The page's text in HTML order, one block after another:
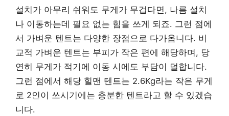
설치가 아무리 쉬워도 무게가 무겁다면, 나름 설치
나 이동하는데 필요 없는 힘을 쓰게 되죠. 그런 점에
서 가벼운 텐트는 다양한 장점으로 다가옵니다. 비
교적 가벼운 텐트는 부피가 작은 편에 해당하며, 당
연히 무게가 적기에 이동 시에도 부담이 덜합니다.
그런 점에서 해당 힐맨 텐트는 2.6Kg라는 작은 무게
로 2인이 쓰시기에는 충분한 텐트라고 할 수 있겠습
니다.